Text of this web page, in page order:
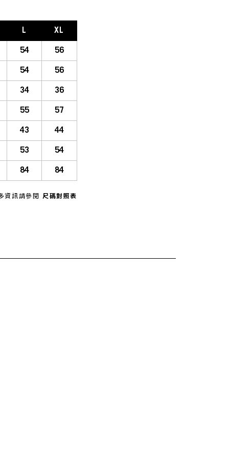
L XL
54 56
54 56
34 36
55 57
43 44
53 54
84 84
資訊請參閱 尺碼對照表